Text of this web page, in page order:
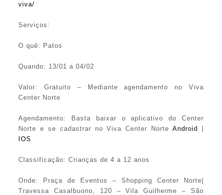
viva/
Serviços:
O quê: Patos
Quando: 13/01 a 04/02
Valor: Gratuito – Mediante agendamento no Viva
Center Norte
Agendamento: Basta baixar o aplicativo do Center
Norte e se cadastrar no Viva Center NorteAndroid
IOS
Classificação: Crianças de 4 a 12 anos
Onde: Praça de Eventos – Shopping Center Norte|
Travessa Casalbuono, 120 – Vila Guilherme – São